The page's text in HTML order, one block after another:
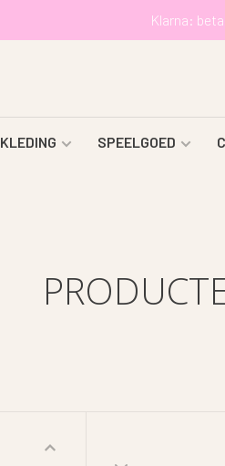
Klarna:
KLEDING SPEELGOED